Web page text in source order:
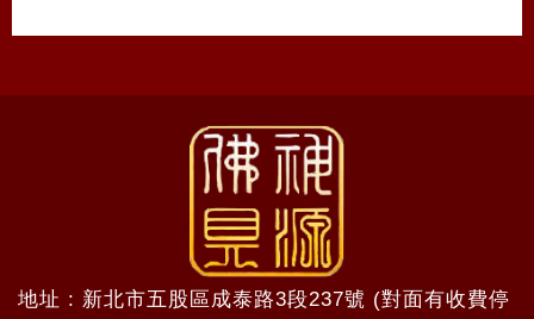
地址 : 新北市五股區成泰路3段237號 (對面有收費停